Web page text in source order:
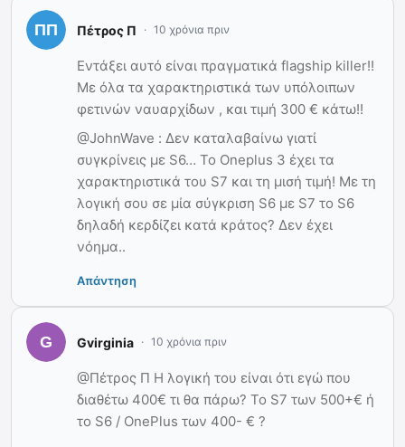
Πέτρος Π 10 χρόνια πριν
Εντάξει αυτό είναι πραγματικά flagship killer!!
Με όλα τα χαρακτηριστικά των υπόλοιπων
φετινών ναυαρχίδων , και τιμή 300 € κάτω!!
@JohnWave : Δεν καταλαβαίνω γιατί
συγκρίνεις με S6… To Oneplus 3 έχει τα
χαρακτηριστικά του S7 και τη μισή τιμή! Με τη
λογική σου σε μία σύγκριση S6 με S7 το S6
δηλαδή κερδίζει κατά κράτος? Δεν έχει
νόημα..
Απάντηση
Gvirginia 10 χρόνια πριν
@Πέτρος Π Η λογική του είναι ότι εγώ που
διαθέτω 400€ τι θα πάρω? Το S7 των 500+€ ή
το S6 / OnePlus των 400- € ?